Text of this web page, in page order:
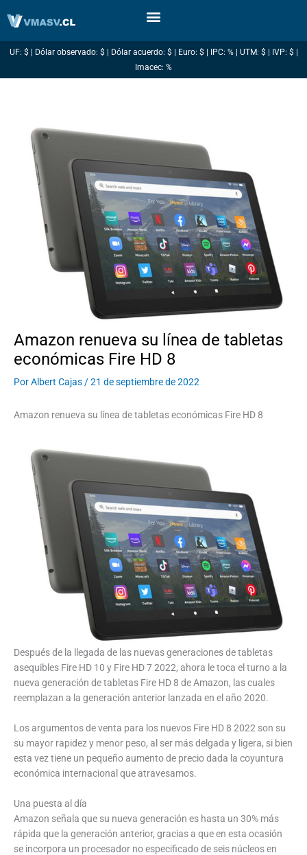
UF: $ | Dólar observado: $ | Dólar acuerdo: $ | Euro: $ | IPC: % | UTM: $ | IVP: $ |
Imacec: %
Amazon renueva su línea de tabletas
económicas Fire HD 8
PorAlbert Cajas /21 de septiembre de 2022
Amazon renueva su línea de tabletas económicas Fire HD 8
Después de la llegada de las nuevas generaciones de tabletas
asequibles Fire HD 10 y Fire HD 7 2022, ahora le toca el turno a la
nueva generación de tabletas Fire HD 8 de Amazon, las cuales
reemplazan a la generación anterior lanzada en el año 2020.
Los argumentos de venta para los nuevos Fire HD 8 2022 son su
su mayor rapidez y menor peso, al ser más delgada y ligera, si bien
esta vez tiene un pequeño aumento de precio dada la coyuntura
económica internacional que atravesamos.
Una puesta al día
Amazon señala que su nueva generación es hasta un 30% más
rápida que la generación anterior, gracias a que en esta ocasión
se incorpora un procesador no especificado de seis núcleos en